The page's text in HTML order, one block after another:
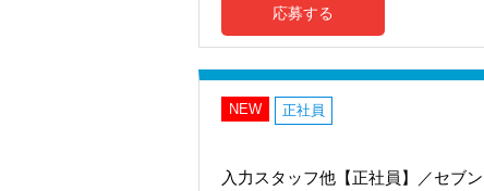
・テレワーク導入済み
・全席デュアルモニタ完備
・クライアント2500社以上
・9割が紹介の安定基盤
・一般企業～医療・学校法人まで対応
・相続／事業承継／M&Aにも対応
応募する
NEW 正社員
入力スタッフ他【正社員】／セブ